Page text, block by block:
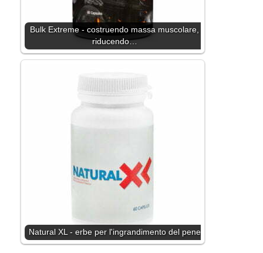
Bulk Extreme - costruendo massa muscolare,
riducendo…
Natural XL - erbe per l'ingrandimento del pene